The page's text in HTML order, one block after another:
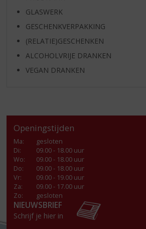
GLASWERK
GESCHENKVERPAKKING
(RELATIE)GESCHENKEN
ALCOHOLVRIJE DRANKEN
VEGAN DRANKEN
Openingstijden
Ma:
gesloten
Di:
09.00 - 18.00 uur
Wo:
09.00 - 18.00 uur
Do:
09.00 - 18.00 uur
Vr:
09.00 - 19.00 uur
Za:
09.00 - 17.00 uur
Zo:
gesloten
NIEUWSBRIEF
Schrijf je hier in